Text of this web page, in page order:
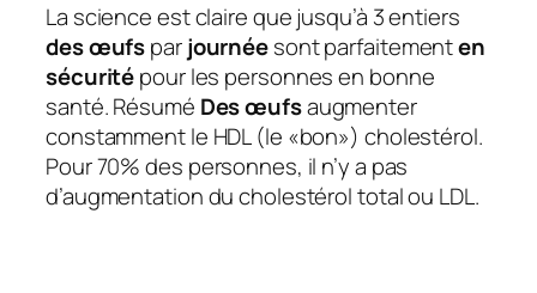
La science est claire que jusqu’à 3 entiers
des œufsparjournéesont parfaitementen
sécuritépour les personnes en bonne
santé. Résumé Des œufsaugmenter
constamment le HDL (le «bon») cholestérol.
Pour 70% des personnes, il n’y a pas
d’augmentation du cholestérol total ou LDL.